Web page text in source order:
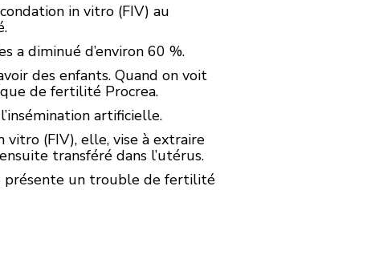
in vitro (FIV) au
a diminué d’environ 60 %.
des enfants. Quand on voit
de fertilité Procrea.
artificielle.
vitro (FIV), elle, vise à extraire
transféré dans l’utérus.
présente un trouble de fertilité